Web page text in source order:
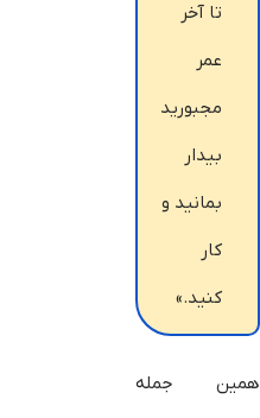
تا آخر
عمر
مجبورید
بیدار
بمانید و
کار
کنید.»
همین جمله